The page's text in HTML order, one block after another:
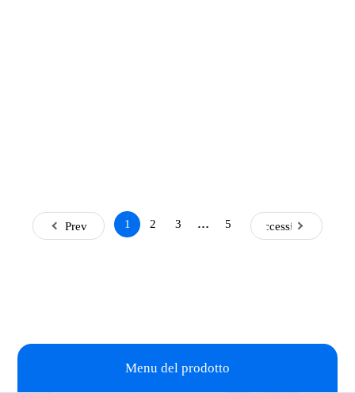
Prev 1 2 3 … 5 Successivo
Menu del prodotto